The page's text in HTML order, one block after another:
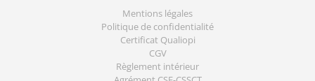
Mentions légales
Politique de confidentialité
Certificat Qualiopi
CGV
Règlement intérieur